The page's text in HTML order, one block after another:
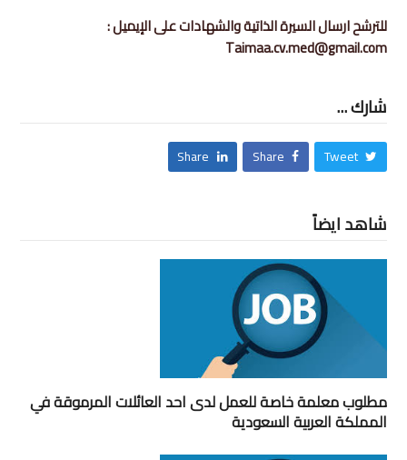
للترشح ارسال السيرة الذاتية والشهادات على الإيميل :
Taimaa.cv.med@gmail.com
شارك ...
Tweet
Share
Share
شاهد ايضاً
مطلوب معلمة خاصة للعمل لدى احد العائلات المرموقة في
المملكة العربية السعودية